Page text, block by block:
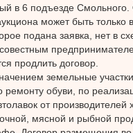
в 6 подъезде Смольного.
может быть только
подана заявка, нет в
продлить договор.
земельные
ремонту обуви, по
от производителей
мясной и рыбной